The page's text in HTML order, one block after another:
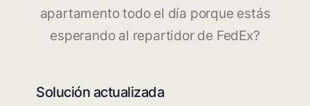
apartamento todo el día porque estás
esperando al repartidor de FedEx?
Solución actualizada